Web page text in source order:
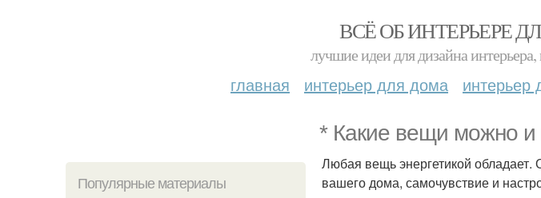
ВСЁ ОБ ИНТЕРЬЕРЕ
лучшие идеи для дизайна
главная интерьер для дома интерьер
* Какие вещи можно и
Популярные материалы
Любая вещь энергетикой обладает.
вашего дома, самочувствие и